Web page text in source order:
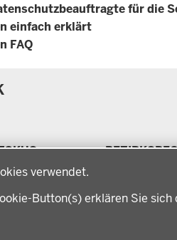
verwendet.
Button(s) erklären Sie
für die
einfach erklärt
FAQ
AG
Münster